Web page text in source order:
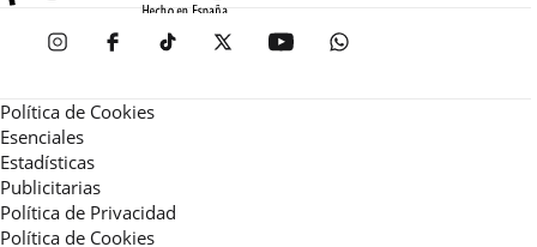
Política de Cookies
Esenciales
Estadísticas
Publicitarias
Política de Privacidad
Política de Cookies